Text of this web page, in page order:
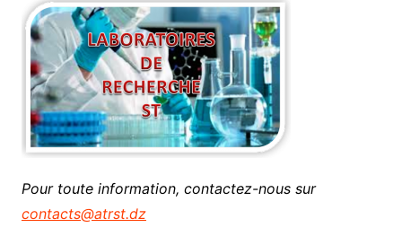
Pour toute information, contactez-nous sur
contacts@atrst.dz